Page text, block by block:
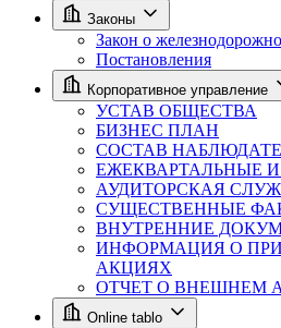
Законы
Закон о
Постановления
Корпоративное управление
УСТАВ ОБЩЕСТВА
БИЗНЕС ПЛАН
СОСТАВ
ЕЖЕКВАРТАЛЬНЫЕ
АУДИТОРСКАЯ
СУЩЕСТВЕННЫЕ
ВНУТРЕННИЕ
ИНФОРМАЦИЯ О
АКЦИЯХ
ОТЧЕТ О ВНЕШНЕМ
Online tablo